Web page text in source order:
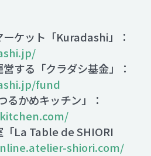
ーケット「Kuradashi」：
する「クラダシ基金」：
fund
るかめキッチン」：
「La Table de SHIORI
shiori.com/